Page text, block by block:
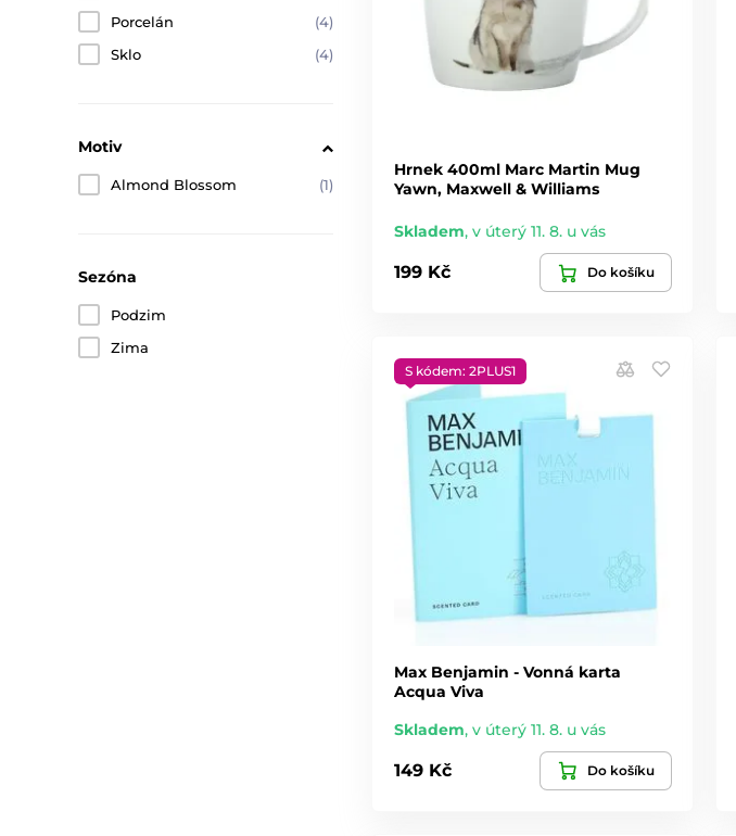
Porcelán
(4)
Sklo
(4)
Motiv
Almond Blossom (1)
Sezóna
Podzim
Zima
Hrnek 400ml Marc Martin Mug
Yawn, Maxwell & Williams
Skladem, v úterý 11. 8. u vás
199 Kč Do košíku
S kódem: 2PLUS1
Max Benjamin - Vonná karta
Acqua Viva
Skladem, v úterý 11. 8. u vás
149 Kč Do košíku